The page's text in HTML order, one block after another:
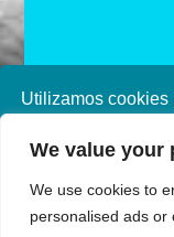
Utilizamos cookies
navegando,
política de cookies
privacidad
We value your
We use cookies to
personalised ads or